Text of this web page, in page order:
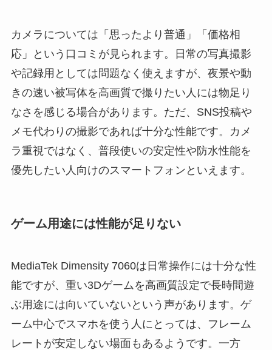
カメラについては「思ったより普通」「価格相
応」という口コミが見られます。日常の写真撮影
や記録用としては問題なく使えますが、夜景や動
きの速い被写体を高画質で撮りたい人には物足り
なさを感じる場合があります。ただ、SNS投稿や
メモ代わりの撮影であれば十分な性能です。カメ
ラ重視ではなく、普段使いの安定性や防水性能を
優先したい人向けのスマートフォンといえます。
ゲーム用途には性能が足りない
MediaTek Dimensity 7060は日常操作には十分な性
能ですが、重い3Dゲームを高画質設定で長時間遊
ぶ用途には向いていないという声があります。ゲ
ーム中心でスマホを使う人にとっては、フレーム
レートが安定しない場面もあるようです。一方